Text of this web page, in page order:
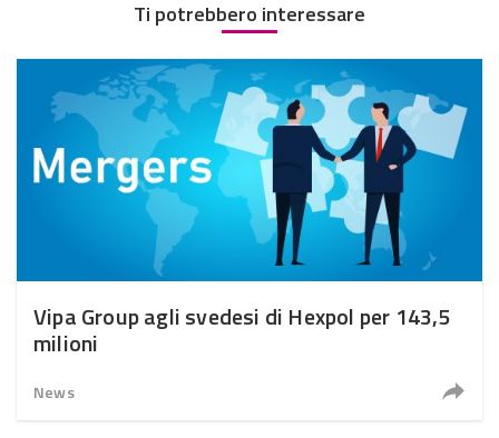
Ti potrebbero interessare
Vipa Group agli svedesi di Hexpol per 143,5
milioni
News